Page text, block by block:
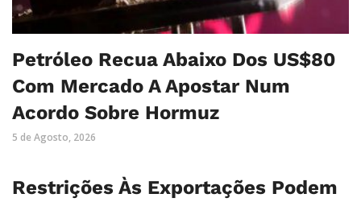
Petróleo Recua Abaixo Dos US$80
Com Mercado A Apostar Num
Acordo Sobre Hormuz
5 de Agosto, 2026
Restrições Às Exportações Podem